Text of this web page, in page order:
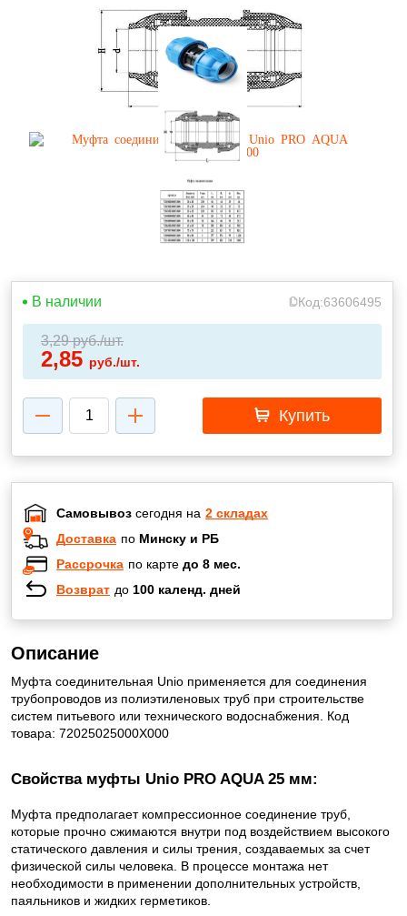
В наличии Код:63606495
3,29руб./шт.
2,85 руб./шт.
Купить
Самовывоз сегодня на 2 складах
Доставка по Минску и РБ
Рассрочка по карте до 8 мес.
Возврат до 100 календ. дней
Описание
Муфта соединительная Unio применяется для соединения
трубопроводов из полиэтиленовых труб при строительстве
систем питьевого или технического водоснабжения. Код
товара: 72025025000X000
Свойства муфты Unio PRO AQUA 25 мм:
Муфта предполагает компрессионное соединение труб,
которые прочно сжимаются внутри под воздействием высокого
статического давления и силы трения, создаваемых за счет
физической силы человека. В процессе монтажа нет
необходимости в применении дополнительных устройств,
паяльников и жидких герметиков.